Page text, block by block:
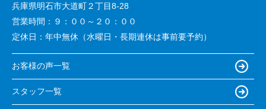
兵庫県明石市大道町２丁目8-28
営業時間： ９：００～２０：００
定休日： 年中無休（水曜日・長期連休は事前要予約）
お客様の声一覧
スタッフ一覧